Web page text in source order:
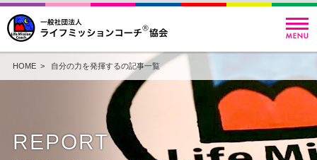
HOME> 自分の力を発揮するの記事一覧
REPORT